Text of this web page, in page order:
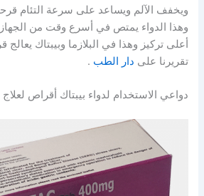
ويخفف الآلم ويساعد على سرعة التئام
وهذا الدواء يمتص في أسرع وقت من
أعلى تركيز وهذا في البلازما وبيبتاك يعالج
تقريرنا على دار الطب .
دواعي الاستخدام لدواء بيبتاك أقراص